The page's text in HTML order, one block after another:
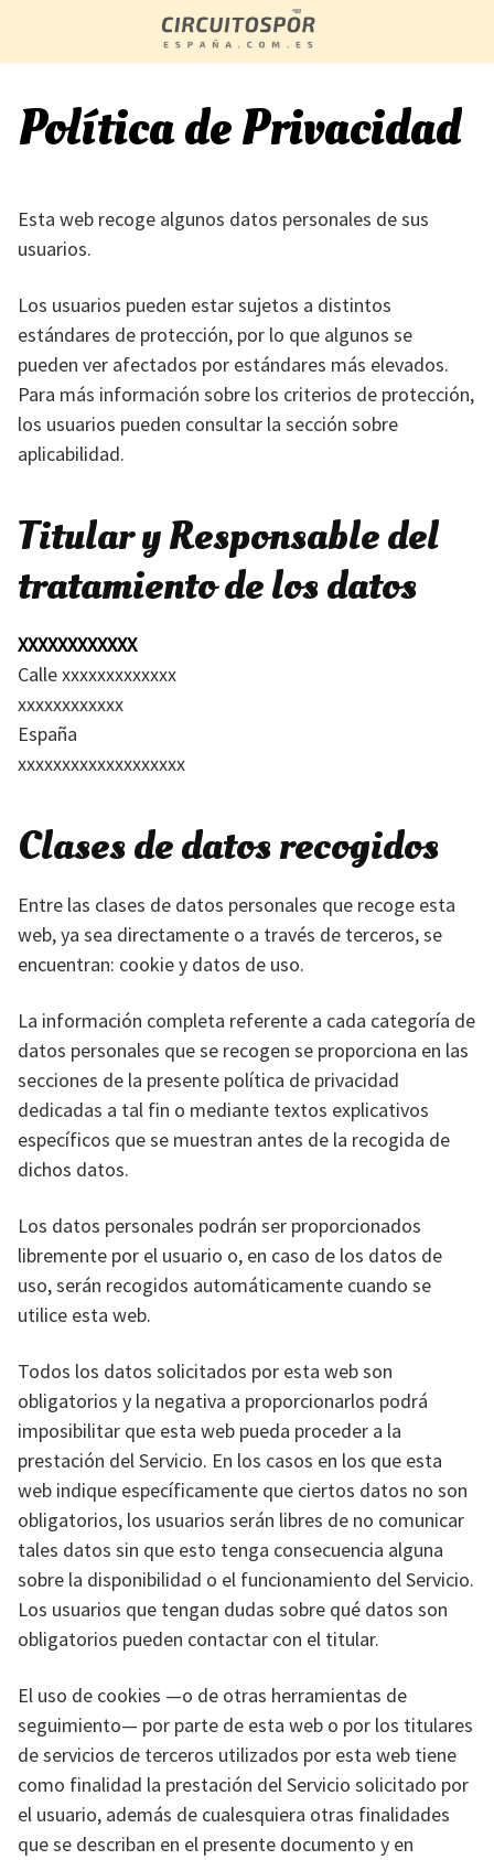
contenido
Política de Privacidad
Esta web recoge algunos datos personales de sus
usuarios.
Los usuarios pueden estar sujetos a distintos
estándares de protección, por lo que algunos se
pueden ver afectados por estándares más elevados.
Para más información sobre los criterios de protección,
los usuarios pueden consultar la sección sobre
aplicabilidad.
Titular y Responsable del
tratamiento de los datos
XXXXXXXXXXXX
Calle xxxxxxxxxxxxx
xxxxxxxxxxxx
España
xxxxxxxxxxxxxxxxxxx
Clases de datos recogidos
Entre las clases de datos personales que recoge esta
web, ya sea directamente o a través de terceros, se
encuentran: cookie y datos de uso.
La información completa referente a cada categoría de
datos personales que se recogen se proporciona en las
secciones de la presente política de privacidad
dedicadas a tal fin o mediante textos explicativos
específicos que se muestran antes de la recogida de
dichos datos.
Los datos personales podrán ser proporcionados
libremente por el usuario o, en caso de los datos de
uso, serán recogidos automáticamente cuando se
utilice esta web.
Todos los datos solicitados por esta web son
obligatorios y la negativa a proporcionarlos podrá
imposibilitar que esta web pueda proceder a la
prestación del Servicio. En los casos en los que esta
web indique específicamente que ciertos datos no son
obligatorios, los usuarios serán libres de no comunicar
tales datos sin que esto tenga consecuencia alguna
sobre la disponibilidad o el funcionamiento del Servicio.
Los usuarios que tengan dudas sobre qué datos son
obligatorios pueden contactar con el titular.
El uso de cookies —o de otras herramientas de
seguimiento— por parte de esta web o por los titulares
de servicios de terceros utilizados por esta web tiene
como finalidad la prestación del Servicio solicitado por
el usuario, además de cualesquiera otras finalidades
que se describan en el presente documento y en